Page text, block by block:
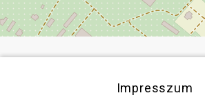
Impresszum